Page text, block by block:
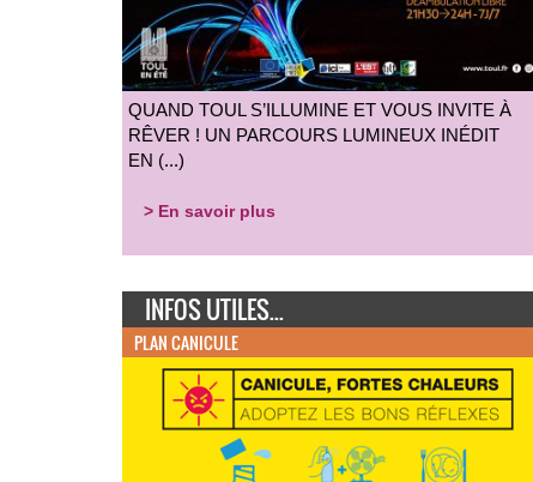
QUAND TOUL S’ILLUMINE ET VOUS INVITE À
RÊVER ! UN PARCOURS LUMINEUX INÉDIT
EN (...)
> En savoir plus
INFOS UTILES...
PLAN CANICULE